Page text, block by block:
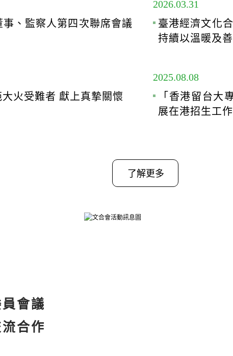
、監察人第四次聯席會議
2026.03.31
臺港經濟文化
持續以溫暖及
火受難者 獻上真摯關懷
2025.08.08
「香港留台大
展在港招生工作
了解更多
員會議
合作